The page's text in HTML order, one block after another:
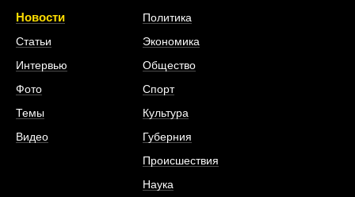
Новости
Статьи
Интервью
Фото
Темы
Видео
Политика
Экономика
Общество
Спорт
Культура
Губерния
Происшествия
Наука